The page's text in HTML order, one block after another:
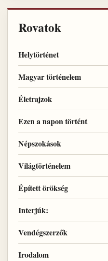
Rovatok
Helytörténet
Magyar történelem
Életrajzok
Ezen a napon történt
Népszokások
Világtörténelem
Épített örökség
Interjúk:
Vendégszerzők
Irodalom